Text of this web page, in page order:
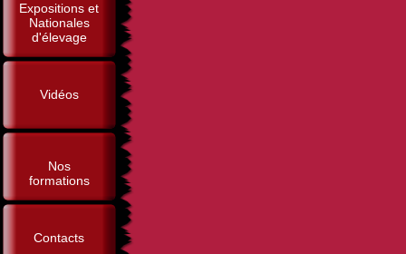
Expositions et
Nationales
d'élevage
Vidéos
Nos
formations
Contacts